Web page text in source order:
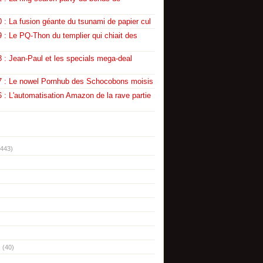
: La fusion géante du tsunami de papier cul
: Le PQ-Thon du templier qui chiait des
: Jean-Paul et les specials mega-deal
: Le nowel Pornhub des Schocobons moisis
: L'automatisation Amazon de la rave partie
(40)